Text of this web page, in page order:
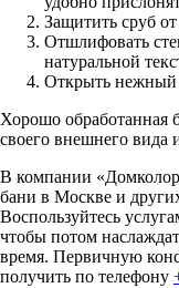
Защитить сруб
Отшлифовать
натуральной
Открыть нежный
Хорошо обработанная
своего внешнего вида
В компании
бани в Москве и
Воспользуйтесь
чтобы потом
время. Первичную
получить по телефону